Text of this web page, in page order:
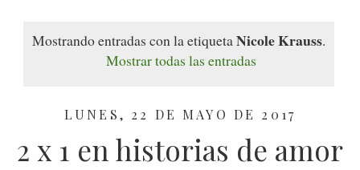
Mostrando entradas con la etiquetaNicole Krauss.
Mostrar todas las entradas
LUNES, 22 DE MAYO DE 2017
2 x 1 en historias de amor